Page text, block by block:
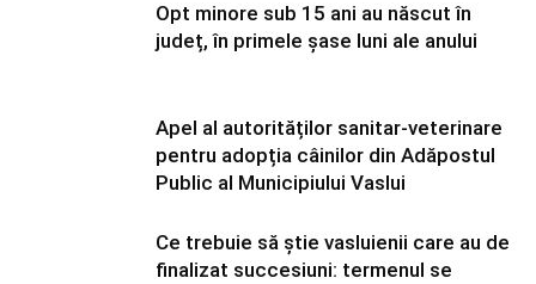
Opt minore sub 15 ani au născut în
județ, în primele şase luni ale anului
Apel al autorităților sanitar-veterinare
pentru adopția câinilor din Adăpostul
Public al Municipiului Vaslui
Ce trebuie să știe vasluienii care au de
finalizat succesiuni: termenul se